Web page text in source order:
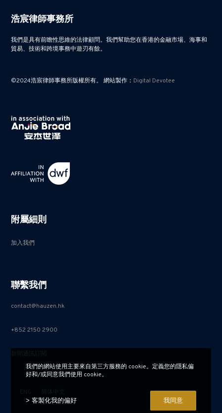
浩宸律師事務所
我們是具有前瞻性思維的法律顧問。我們幫助您在香港的金融市場、海事和
貿易、技術和跨境事務中遊刃有餘。
©2024浩宸律師事務所版權所有。 網站製作： Digital Devotee
附屬細則
加入我們
聯繫我們
contact@hauzen.hk
+852 2150 2900
我們的網站使用主要來自第三方服務的 cookie。定義您的隱私偏
好和/或同意我們使用 cookie。
> 客製化我的偏好 我同意